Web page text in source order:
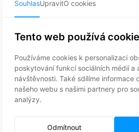
kdo napíše příspěvek k této položce.
komentář